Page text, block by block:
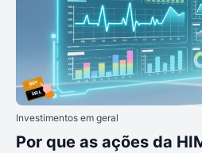
Investimentos em geral
Por que as ações da